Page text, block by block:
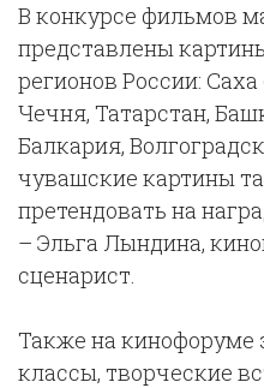
В конкурсе фильмов
представлены
регионов России:
Чечня, Татарстан,
Балкария,
чувашские картины
претендовать на
– Эльга Лындина,
сценарист.
Также на кинофоруме
классы, творческие